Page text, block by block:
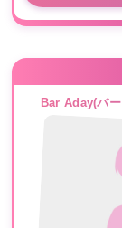
Bar Aday(バ